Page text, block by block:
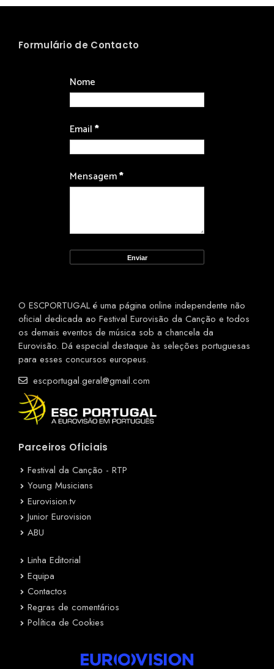
Formulário de Contacto
Nome
Email*
Mensagem*
O ESCPORTUGAL é uma página online independente não
oficial dedicada ao Festival Eurovisão da Canção e todos
os demais eventos de música sob a chancela da
Eurovisão. Dá especial destaque às seleções portuguesas
para esses concursos europeus.
escportugal.geral@gmail.com
Parceiros Oficiais
Festival da Canção - RTP
Young Musicians
Eurovision.tv
Junior Eurovision
ABU
Linha Editorial
Equipa
Contactos
Regras de comentários
Política de Cookies